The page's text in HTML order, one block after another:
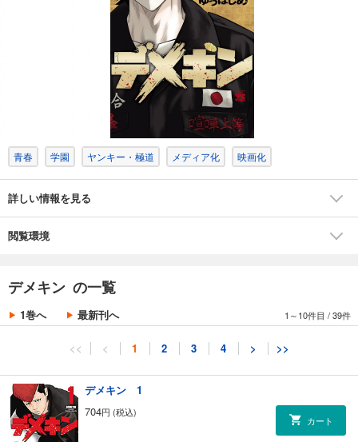
青春 学園 ヤンキー・極道 メディア化 映画化
詳しい情報を見る
閲覧環境
デメキン の一覧
1巻へ 最新刊へ 1～10件目 /39件
<< < 1 2 3 4 > >>
デメキン 1
704円 (税込)
カート